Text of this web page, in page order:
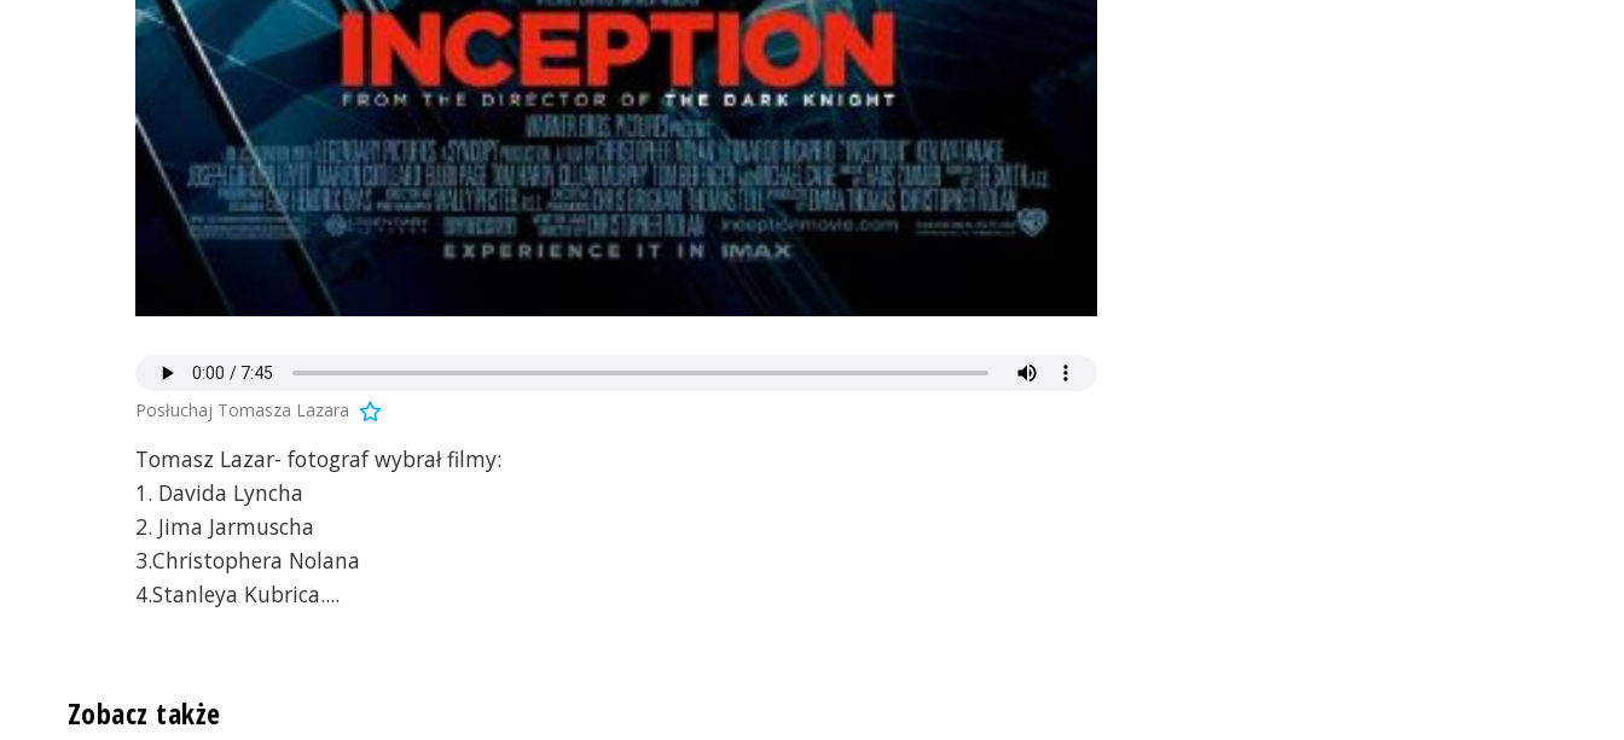
Posłuchaj Tomasza Lazara
Tomasz Lazar- fotograf wybrał filmy:
1. Davida Lyncha
2. Jima Jarmuscha
3.Christophera Nolana
4.Stanleya Kubrica....
Zobacz także